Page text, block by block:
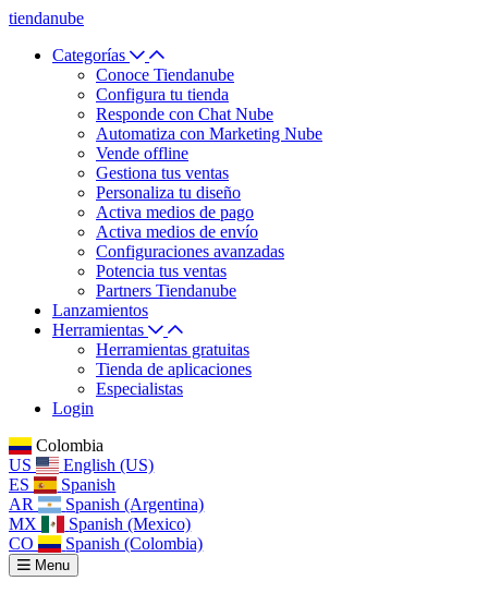
tiendanube
Categorías
Conoce Tiendanube
Configura tu tienda
Responde con Chat Nube
Automatiza con Marketing Nube
Vende offline
Gestiona tus ventas
Personaliza tu diseño
Activa medios de pago
Activa medios de envío
Configuraciones avanzadas
Potencia tus ventas
Partners Tiendanube
Lanzamientos
Herramientas
Herramientas gratuitas
Tienda de aplicaciones
Especialistas
Login
Colombia
US
English (US)
ES
Spanish
AR
Spanish (Argentina)
MX
Spanish (Mexico)
CO
Spanish (Colombia)
Menu